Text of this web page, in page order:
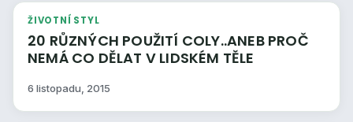
ŽIVOTNÍ STYL
20 RŮZNÝCH POUŽITÍ COLY..ANEB PROČ
NEMÁ CO DĚLAT V LIDSKÉM TĚLE
6 listopadu, 2015